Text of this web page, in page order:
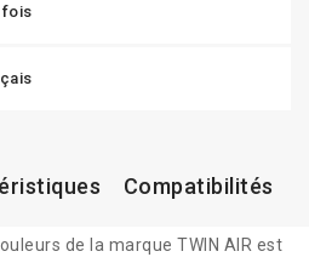
fois
Compatibilités
de la marque TWIN AIR est